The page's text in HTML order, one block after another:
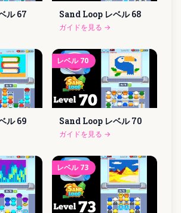
ル 67 Sand Loop レベル 68
ガイドを見る →
ル 69
レベル 70
Sand Loop レベル 70
ガイドを見る →
レベル 73